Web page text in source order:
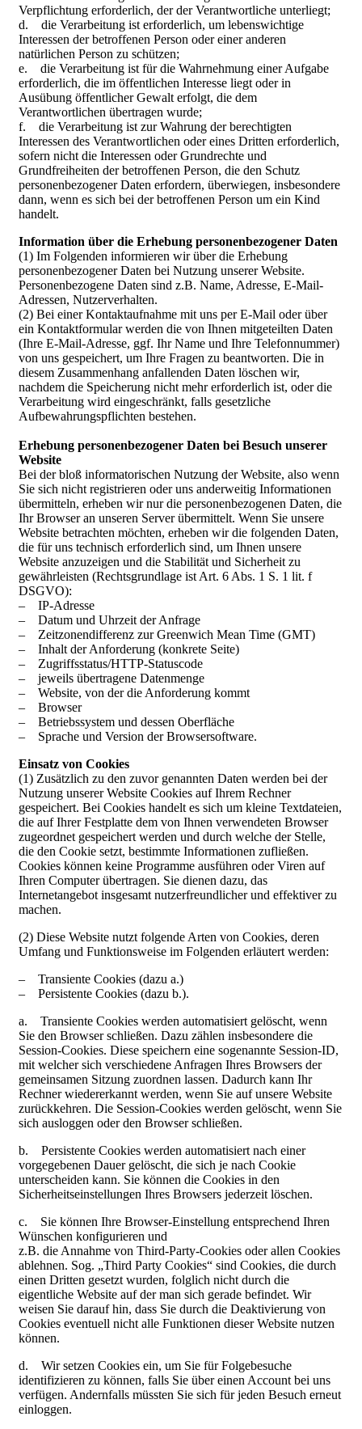
Verpflichtung erforderlich, der der Verantwortliche unterliegt;
d. die Verarbeitung ist erforderlich, um lebenswichtige
Interessen der betroffenen Person oder einer anderen
natürlichen Person zu schützen;
e. die Verarbeitung ist für die Wahrnehmung einer Aufgabe
erforderlich, die im öffentlichen Interesse liegt oder in
Ausübung öffentlicher Gewalt erfolgt, die dem
Verantwortlichen übertragen wurde;
f. die Verarbeitung ist zur Wahrung der berechtigten
Interessen des Verantwortlichen oder eines Dritten erforderlich,
sofern nicht die Interessen oder Grundrechte und
Grundfreiheiten der betroffenen Person, die den Schutz
personenbezogener Daten erfordern, überwiegen, insbesondere
dann, wenn es sich bei der betroffenen Person um ein Kind
handelt.
Information über die Erhebung personenbezogener Daten
(1) Im Folgenden informieren wir über die Erhebung
personenbezogener Daten bei Nutzung unserer Website.
Personenbezogene Daten sind z.B. Name, Adresse, E-Mail-
Adressen, Nutzerverhalten.
(2) Bei einer Kontaktaufnahme mit uns per E-Mail oder über
ein Kontaktformular werden die von Ihnen mitgeteilten Daten
(Ihre E-Mail-Adresse, ggf. Ihr Name und Ihre Telefonnummer)
von uns gespeichert, um Ihre Fragen zu beantworten. Die in
diesem Zusammenhang anfallenden Daten löschen wir,
nachdem die Speicherung nicht mehr erforderlich ist, oder die
Verarbeitung wird eingeschränkt, falls gesetzliche
Aufbewahrungspflichten bestehen.
Erhebung personenbezogener Daten bei Besuch unserer
Website
Bei der bloß informatorischen Nutzung der Website, also wenn
Sie sich nicht registrieren oder uns anderweitig Informationen
übermitteln, erheben wir nur die personenbezogenen Daten, die
Ihr Browser an unseren Server übermittelt. Wenn Sie unsere
Website betrachten möchten, erheben wir die folgenden Daten,
die für uns technisch erforderlich sind, um Ihnen unsere
Website anzuzeigen und die Stabilität und Sicherheit zu
gewährleisten (Rechtsgrundlage ist Art. 6 Abs. 1 S. 1 lit. f
DSGVO):
– IP-Adresse
– Datum und Uhrzeit der Anfrage
– Zeitzonendifferenz zur Greenwich Mean Time (GMT)
– Inhalt der Anforderung (konkrete Seite)
– Zugriffsstatus/HTTP-Statuscode
– jeweils übertragene Datenmenge
– Website, von der die Anforderung kommt
– Browser
– Betriebssystem und dessen Oberfläche
– Sprache und Version der Browsersoftware.
Einsatz von Cookies
(1) Zusätzlich zu den zuvor genannten Daten werden bei der
Nutzung unserer Website Cookies auf Ihrem Rechner
gespeichert. Bei Cookies handelt es sich um kleine Textdateien,
die auf Ihrer Festplatte dem von Ihnen verwendeten Browser
zugeordnet gespeichert werden und durch welche der Stelle,
die den Cookie setzt, bestimmte Informationen zufließen.
Cookies können keine Programme ausführen oder Viren auf
Ihren Computer übertragen. Sie dienen dazu, das
Internetangebot insgesamt nutzerfreundlicher und effektiver zu
machen.
(2) Diese Website nutzt folgende Arten von Cookies, deren
Umfang und Funktionsweise im Folgenden erläutert werden:
– Transiente Cookies (dazu a.)
– Persistente Cookies (dazu b.).
a. Transiente Cookies werden automatisiert gelöscht, wenn
Sie den Browser schließen. Dazu zählen insbesondere die
Session-Cookies. Diese speichern eine sogenannte Session-ID,
mit welcher sich verschiedene Anfragen Ihres Browsers der
gemeinsamen Sitzung zuordnen lassen. Dadurch kann Ihr
Rechner wiedererkannt werden, wenn Sie auf unsere Website
zurückkehren. Die Session-Cookies werden gelöscht, wenn Sie
sich ausloggen oder den Browser schließen.
b. Persistente Cookies werden automatisiert nach einer
vorgegebenen Dauer gelöscht, die sich je nach Cookie
unterscheiden kann. Sie können die Cookies in den
Sicherheitseinstellungen Ihres Browsers jederzeit löschen.
c. Sie können Ihre Browser-Einstellung entsprechend Ihren
Wünschen konfigurieren und
z.B. die Annahme von Third-Party-Cookies oder allen Cookies
ablehnen. Sog. „Third Party Cookies“ sind Cookies, die durch
einen Dritten gesetzt wurden, folglich nicht durch die
eigentliche Website auf der man sich gerade befindet. Wir
weisen Sie darauf hin, dass Sie durch die Deaktivierung von
Cookies eventuell nicht alle Funktionen dieser Website nutzen
können.
d. Wir setzen Cookies ein, um Sie für Folgebesuche
identifizieren zu können, falls Sie über einen Account bei uns
verfügen. Andernfalls müssten Sie sich für jeden Besuch erneut
einloggen.